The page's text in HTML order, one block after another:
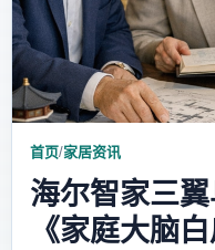
家具知识
家装攻略
首页/家居资讯
海尔智家三
《家庭大脑